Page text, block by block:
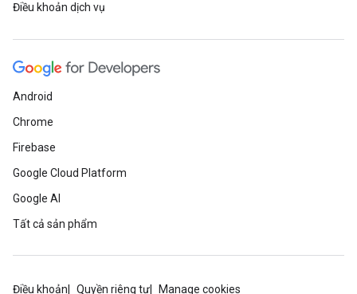
Điều khoản dịch vụ
Android
Chrome
Firebase
Google Cloud Platform
Google AI
Tất cả sản phẩm
Điều khoản Quyền riêng tư Manage cookies